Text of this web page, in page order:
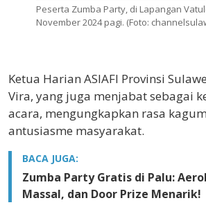
Peserta Zumba Party, di Lapangan
November 2024 pagi. (Foto:
Ketua Harian ASIAFI Provinsi
Vira, yang juga menjabat sebagai
acara, mengungkapkan rasa
antusiasme masyarakat.
BACA JUGA:
Zumba Party Gratis di Palu:
Massal, dan Door Prize Menarik!